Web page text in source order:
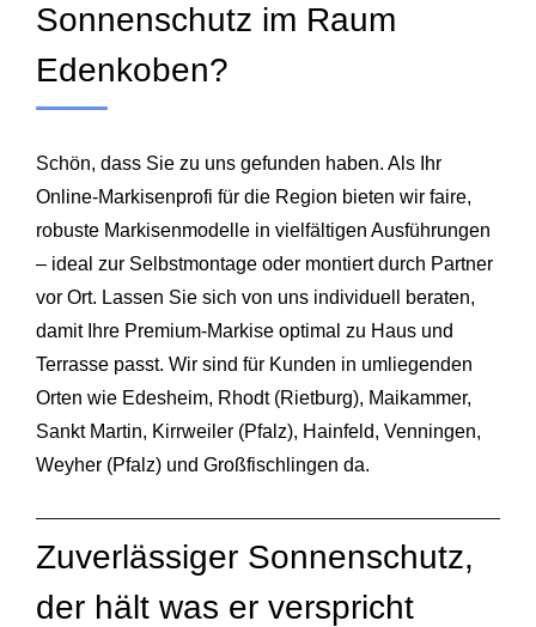
Sonnenschutz im Raum
Edenkoben?
Schön, dass Sie zu uns gefunden haben. Als Ihr
Online-Markisenprofi für die Region bieten wir faire,
robuste Markisenmodelle in vielfältigen Ausführungen
– ideal zur Selbstmontage oder montiert durch Partner
vor Ort. Lassen Sie sich von uns individuell beraten,
damit Ihre Premium-Markise optimal zu Haus und
Terrasse passt. Wir sind für Kunden in umliegenden
Orten wie Edesheim, Rhodt (Rietburg), Maikammer,
Sankt Martin, Kirrweiler (Pfalz), Hainfeld, Venningen,
Weyher (Pfalz) und Großfischlingen da.
Zuverlässiger Sonnenschutz,
der hält was er verspricht